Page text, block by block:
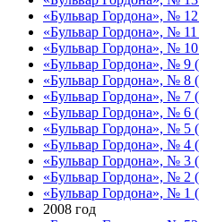
«Бульвар Гордона», №
«Бульвар Гордона», №
«Бульвар Гордона», №
«Бульвар Гордона», № 9
«Бульвар Гордона», № 8
«Бульвар Гордона», № 7
«Бульвар Гордона», № 6
«Бульвар Гордона», № 5
«Бульвар Гордона», № 4
«Бульвар Гордона», № 3
«Бульвар Гордона», № 2
«Бульвар Гордона», № 1
2008 год